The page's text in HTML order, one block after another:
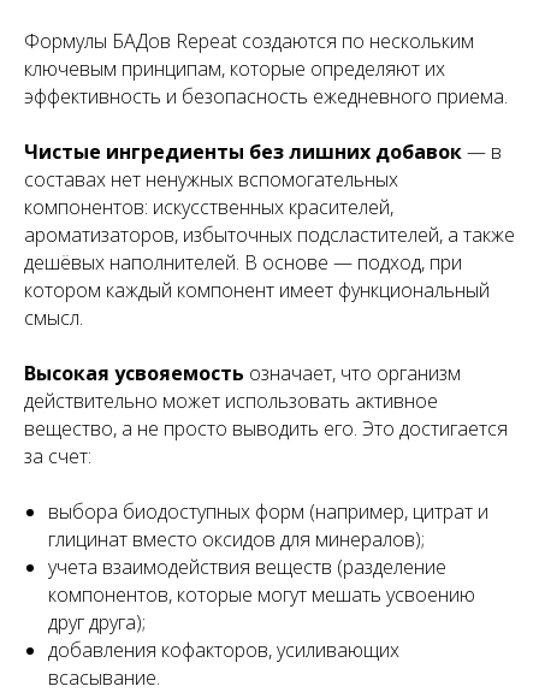
Формулы БАДов Repeat создаются по нескольким
ключевым принципам, которые определяют их
эффективность и безопасность ежедневного приема.
Чистые ингредиенты без лишних добавок— в
составах нет ненужных вспомогательных
компонентов: искусственных красителей,
ароматизаторов, избыточных подсластителей, а также
дешёвых наполнителей. В основе — подход, при
котором каждый компонент имеет функциональный
смысл.
Высокая усвояемость означает, что организм
действительно может использовать активное
вещество, а не просто выводить его. Это достигается
за счет:
выбора биодоступных форм (например, цитрат и
глицинат вместо оксидов для минералов);
учета взаимодействия веществ (разделение
компонентов, которые могут мешать усвоению
друг друга);
добавления кофакторов, усиливающих
всасывание.